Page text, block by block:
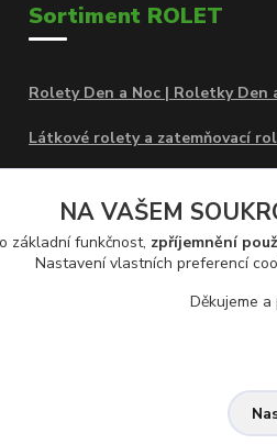
Sortiment ROLET
Rolety Den a Noc | Roletky Den
Látkové rolety a zatemňovací
Předokenní rolety na zeď
24 s.r.o., Na Trávníkách 959, 742
NA VAŠEM
základní funkčnost, zpříjemnění
Nastavení vlastních preferencí
Děkujeme